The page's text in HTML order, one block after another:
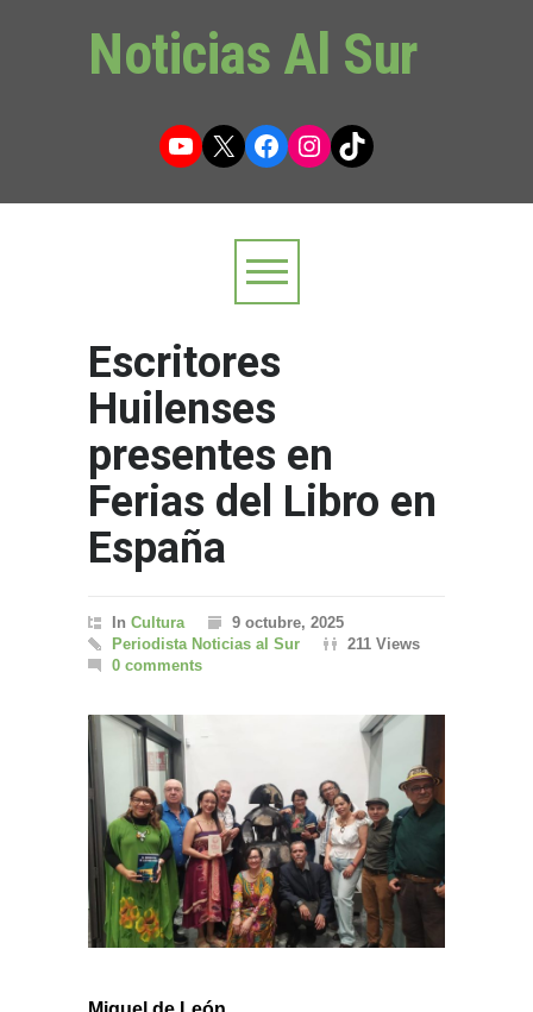
Noticias Al Sur
YouTube
X Facebook
Instagram
TikTok
Escritores
Huilenses
presentes en
Ferias del Libro en
España
In Cultura
9 octubre, 2025
Periodista Noticias al Sur
211 Views
0 comments